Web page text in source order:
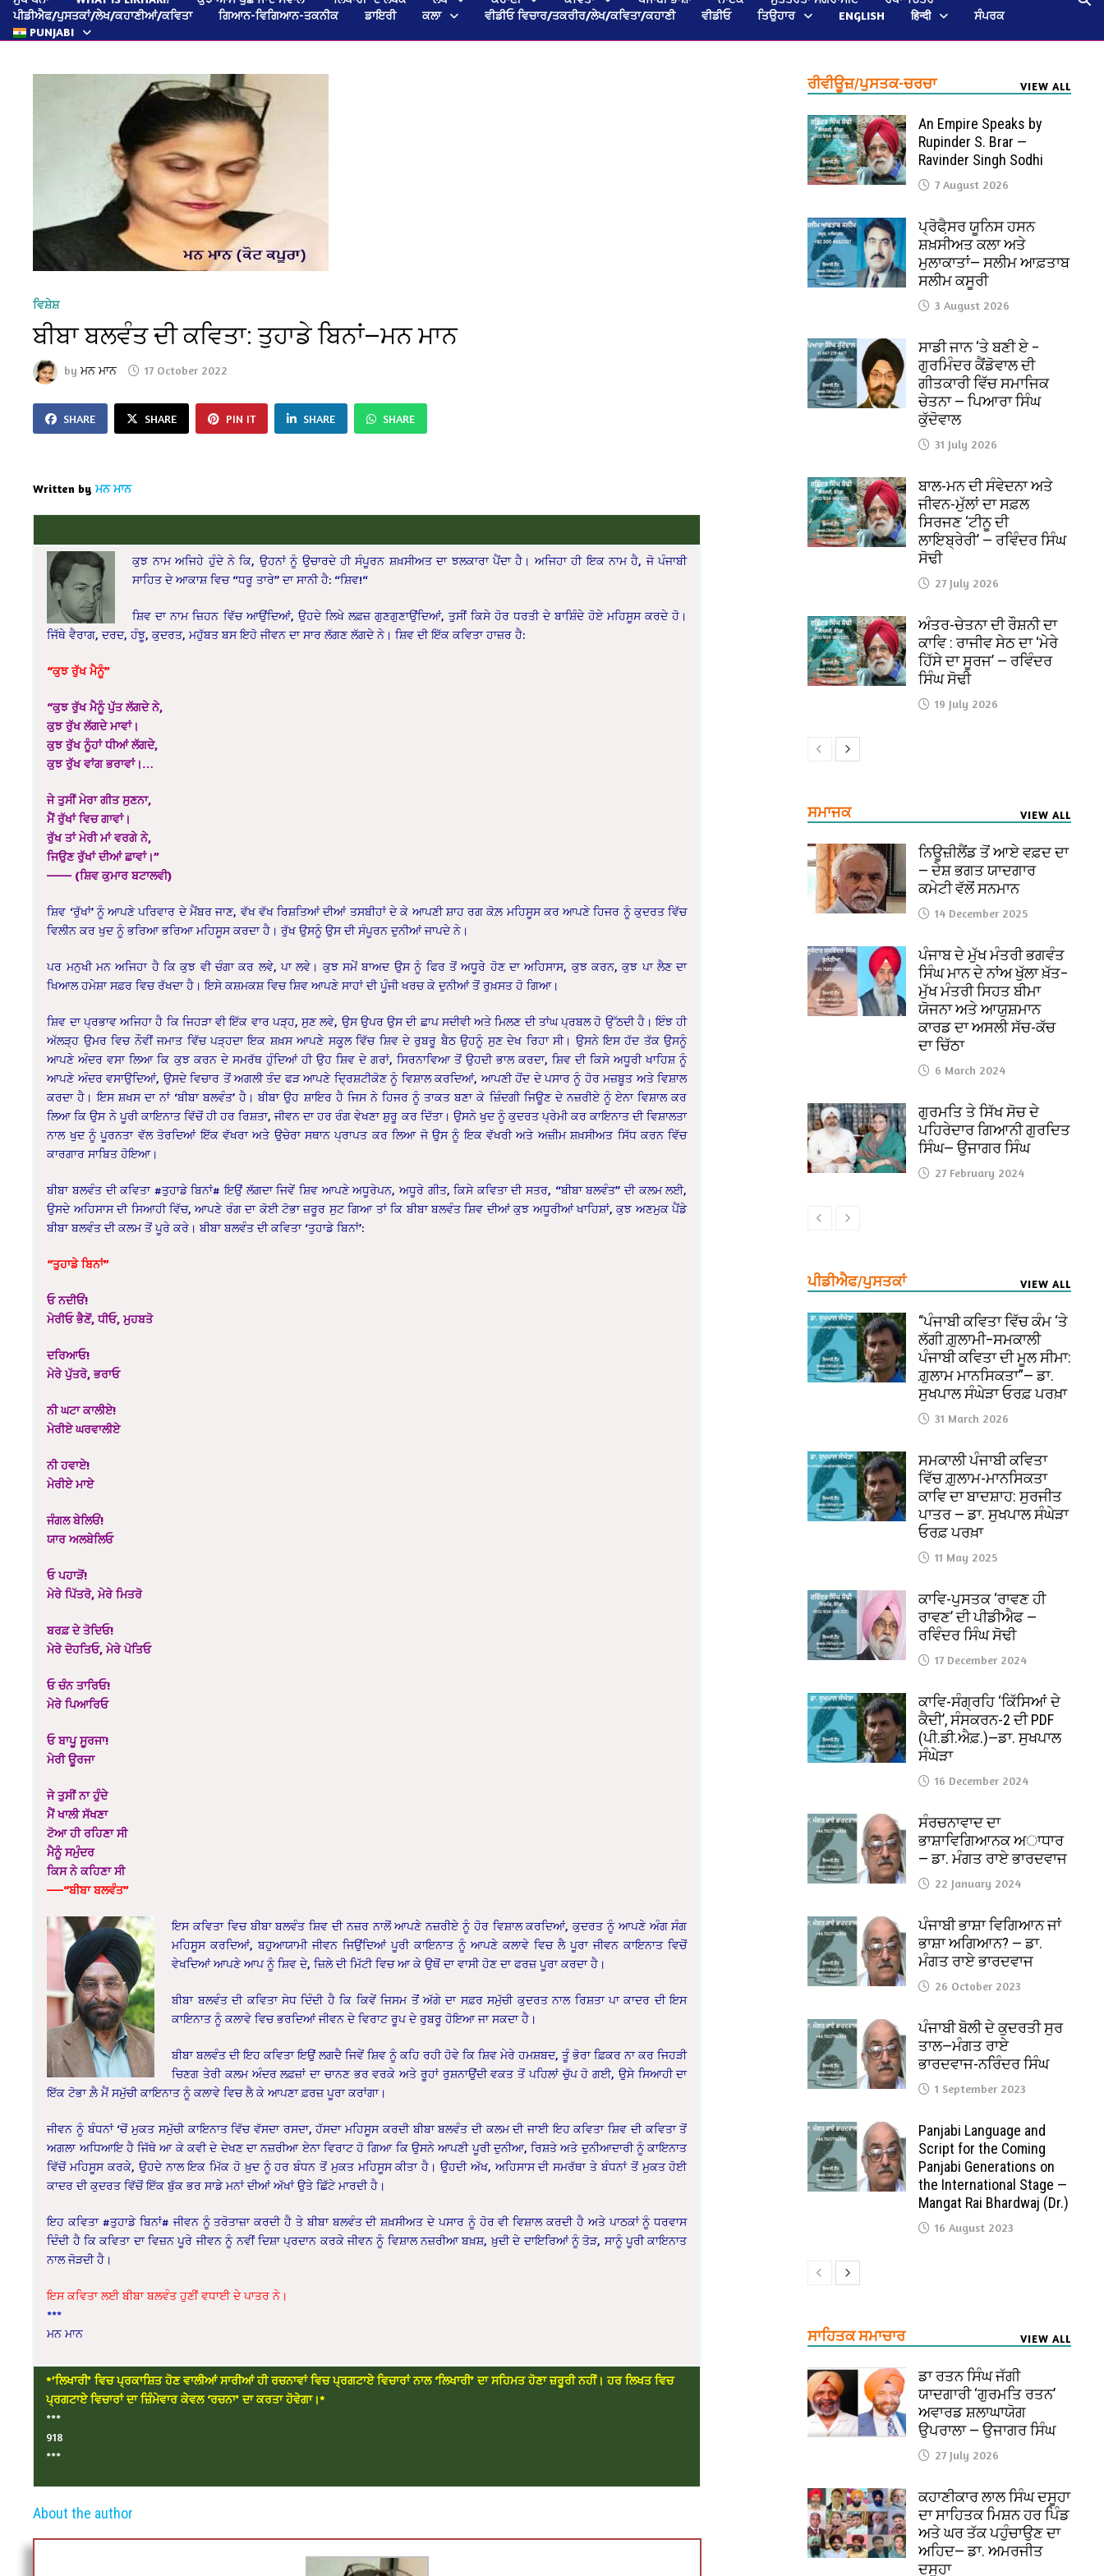
ਪੀਡੀਐਫ/ਪੁਸਤਕਾਂ/ਲੇਖ/ਕਹਾਣੀਆਂ/ਕਵਿਤਾ
ਗਿਆਨ-ਵਿਗਿਆਨ-ਤਕਨੀਕ ਡਾਇਰੀ ਕਲਾ ਵੀਡੀਓ ਵਿਚਾਰ/ਤਕਰੀਰ/ਲੇਖ/ਕਵਿਤਾ/ਕਹਾਣੀ ਵੀਡੀਓ ਤਿਉਹਾਰ ENGLISH हिन्दी
ਸੰਪਰਕ
PUNJABI
ਵਿਸ਼ੇਸ਼
ਬੀਬਾ ਬਲਵੰਤ ਦੀ ਕਵਿਤਾ: ਤੁਹਾਡੇ ਬਿਨਾਂ—ਮਨ ਮਾਨ
byਮਨ ਮਾਨ 17 October 2022
SHARE SHARE PIN IT SHARE SHARE
Written by ਮਨ ਮਾਨ
ਕੁਝ ਨਾਮ‌‌ ਅਜਿਹੇ ਹੁੰਦੇ ਨੇ ਕਿ, ਉਹਨਾਂ ਨੂੰ ਉਚਾਰਦੇ ਹੀ ਸੰਪੂਰਨ ਸ਼ਖ਼ਸੀਅਤ ਦਾ ਝਲਕਾਰਾ ਪੈਂਦਾ ਹੈ। ਅਜਿਹਾ ਹੀ ਇਕ ਨਾਮ ਹੈ, ਜੋ ਪੰਜਾਬੀ
ਸਾਹਿਤ ਦੇ ਆਕਾਸ਼ ਵਿਚ “ਧਰੂ ਤਾਰੇ” ਦਾ ਸਾਨੀ ਹੈ: “ਸ਼ਿਵ!“
ਸ਼ਿਵ ਦਾ ਨਾਮ ਜ਼ਿਹਨ ਵਿੱਚ ਆਉਂਦਿਆਂ, ਉਹਦੇ ਲਿਖੇ ਲਫ਼ਜ਼ ਗੁਣਗੁਣਾਉਂਦਿਆਂ, ਤੁਸੀਂ ਕਿਸੇ ਹੋਰ ਧਰਤੀ ਦੇ ਬਾਸ਼ਿੰਦੇ ਹੋਏ ਮਹਿਸੂਸ ਕਰਦੇ ਹੋ।
ਜਿੱਥੇ ਵੈਰਾਗ, ਦਰਦ, ਹੰਝੂ, ਕੁਦਰਤ, ਮਹੁੱਬਤ ਬਸ ਇਹੋ ਜੀਵਨ ਦਾ ਸਾਰ ਲੱਗਣ ਲੱਗਦੇ‌ ਨੇ। ਸ਼ਿਵ ਦੀ ਇੱਕ ਕਵਿਤਾ ਹਾਜ਼ਰ ਹੈ:
“ਕੁਝ ਰੁੱਖ ਮੈਨੂੰ”
“ਕੁਝ ਰੁੱਖ ਮੈਨੂੰ ਪੁੱਤ ਲੱਗਦੇ ਨੇ,
ਕੁਝ ਰੁੱਖ ਲੱਗਦੇ ਮਾਵਾਂ।
ਕੁਝ ਰੁੱਖ ਨੂੰਹਾਂ ਧੀਆਂ ਲੱਗਦੇ,
ਕੁਝ ਰੁੱਖ ਵਾਂਗ ਭਰਾਵਾਂ।…
ਜੇ ਤੁਸੀਂ ਮੇਰਾ ਗੀਤ ਸੁਣਨਾ,
ਮੈਂ ਰੁੱਖਾਂ ਵਿਚ ਗਾਵਾਂ।
ਰੁੱਖ ਤਾਂ ਮੇਰੀ ਮਾਂ ਵਰਗੇ ਨੇ,
ਜਿਉਣ ਰੁੱਖਾਂ ਦੀਆਂ ਛਾਵਾਂ।”
——— (ਸ਼ਿਵ ਕੁਮਾਰ ਬਟਾਲਵੀ)
ਸ਼ਿਵ ‘ਰੁੱਖਾਂ’ ਨੂੰ ਆਪਣੇ ਪਰਿਵਾਰ ਦੇ ਮੈਂਬਰ ਜਾਣ, ਵੱਖ ਵੱਖ ਰਿਸ਼ਤਿਆਂ ਦੀਆਂ ਤਸਬੀਹਾਂ ਦੇ ਕੇ ਆਪਣੀ ਸ਼ਾਹ ਰਗ ਕੋਲ਼ ਮਹਿਸੂਸ ਕਰ ਆਪਣੇ ਹਿਜਰ ਨੂੰ ਕੁਦਰਤ ਵਿੱਚ
ਵਿਲੀਨ ਕਰ ਖੁਦ ਨੂੰ ਭਰਿਆ ਭਰਿਆ ਮਹਿਸੂਸ ਕਰਦਾ ਹੈ। ਰੁੱਖ ਉਸਨੂੰ ਉਸ ਦੀ ਸੰਪੂਰਨ ਦੁਨੀਆਂ ਜਾਪਦੇ ਨੇ।
ਪਰ ਮਨੁਖੀ ਮਨ ਅਜਿਹਾ ਹੈ ਕਿ ਕੁਝ ਵੀ ਚੰਗਾ ਕਰ ਲਵੇ, ਪਾ ਲਵੇ। ਕੁਝ ਸਮੇਂ ਬਾਅਦ ਉਸ ਨੂੰ ਫਿਰ ਤੋਂ ਅਧੂਰੇ ਹੋਣ ਦਾ ਅਹਿਸਾਸ, ਕੁਝ ਕਰਨ, ਕੁਝ ਪਾ ਲੈਣ ਦਾ
ਖਿਆਲ ਹਮੇਸ਼ਾ ਸਫ਼ਰ ਵਿਚ ਰੱਖਦਾ ਹੈ। ਇਸੇ ਕਸ਼ਮਕਸ਼ ਵਿਚ ਸ਼ਿਵ ਆਪਣੇ ਸਾਹਾਂ ਦੀ ਪੂੰਜੀ ਖਰਚ ਕੇ ਦੁਨੀਆਂ ਤੋਂ ਰੁਖ਼ਸਤ ਹੋ ਗਿਆ।
ਸ਼ਿਵ ਦਾ ਪ੍ਰਭਾਵ ਅਜਿਹਾ ਹੈ ਕਿ ਜਿਹੜਾ ਵੀ ਇੱਕ ਵਾਰ ਪੜ੍ਹ, ਸੁਣ ਲਵੇ, ਉਸ ਉਪਰ ਉਸ ਦੀ ਛਾਪ ਸਦੀਵੀ ਅਤੇ ਮਿਲਣ ਦੀ ਤਾਂਘ ਪ੍ਰਬਲ ਹੋ ਉੱਠਦੀ ਹੈ। ਇੰਝ ਹੀ
ਅੱਲੜ੍ਹ ਉਮਰ ਵਿਚ ਨੌਵੀਂ ਜਮਾਤ ਵਿੱਚ ਪੜ੍ਹਦਾ ਇਕ ਸ਼ਖ਼ਸ ਆਪਣੇ ਸਕੂਲ ਵਿੱਚ ਸ਼ਿਵ ਦੇ ਰੁਬਰੂ ਬੈਠ ਉਹਨੂੰ ਸੁਣ ਦੇਖ ਰਿਹਾ ਸੀ। ਉਸਨੇ ਇਸ ਹੱਦ ਤੱਕ ਉਸਨੂੰ
ਆਪਣੇ ਅੰਦਰ ਵਸਾ ਲਿਆ ਕਿ ਕੁਝ ਕਰਨ ਦੇ ਸਮਰੱਥ ਹੁੰਦਿਆਂ ਹੀ ਉਹ ਸ਼ਿਵ ਦੇ ਗਰਾਂ, ਸਿਰਨਾਵਿਆ ਤੋਂ ਉਹਦੀ ਭਾਲ ਕਰਦਾ, ਸ਼ਿਵ ਦੀ ਕਿਸੇ ਅਧੂਰੀ ਖਾਹਿਸ਼ ਨੂੰ
ਆਪਣੇ ਅੰਦਰ ਵਸਾਉਦਿਆਂ, ਉਸਦੇ ਵਿਚਾਰ ਤੋਂ ਅਗਲੀ ਤੰਦ ਫੜ ਆਪਣੇ ਦ੍ਰਿਸ਼ਟੀਕੋਣ ਨੂੰ ਵਿਸ਼ਾਲ ਕਰਦਿਆਂ, ਆਪਣੀ ਹੋਂਦ ਦੇ ਪਸਾਰ ਨੂੰ ਹੋਰ ਮਜ਼ਬੂਤ ਅਤੇ ਵਿਸ਼ਾਲ
ਕਰਦਾ ਹੈ। ਇਸ ਸ਼ਖਸ ਦਾ ਨਾਂ ‘ਬੀਬਾ ਬਲਵੰਤ’ ਹੈ। ਬੀਬਾ ਉਹ ਸ਼ਾਇਰ ਹੈ ਜਿਸ ਨੇ ਹਿਜਰ ਨੂੰ ਤਾਕਤ ਬਣਾ ਕੇ ਜ਼ਿੰਦਗੀ ਜਿਊਣ ਦੇ ਨਜ਼ਰੀਏ ਨੂੰ ਏਨਾ ਵਿਸ਼ਾਲ ਕਰ
ਲਿਆ ਕਿ ਉਸ ਨੇ ਪੂਰੀ ਕਾਇਨਾਤ ਵਿੱਚੋਂ ਹੀ ਹਰ ਰਿਸ਼ਤਾ, ਜੀਵਨ ਦਾ ਹਰ ਰੰਗ ਵੇਖਣਾ ਸ਼ੁਰੂ ਕਰ ਦਿੱਤਾ। ਉਸਨੇ ਖੁਦ ਨੂੰ ਕੁਦਰਤ ਪ੍ਰੇਮੀ ਕਰ ਕਾਇਨਾਤ ਦੀ ਵਿਸ਼ਾਲਤਾ
ਨਾਲ ਖੁਦ ਨੂੰ ਪੂਰਨਤਾ ਵੱਲ ਤੋਰਦਿਆਂ ਇੱਕ ਵੱਖਰਾ ਅਤੇ ਉਚੇਰਾ ਸਥਾਨ ਪ੍ਰਾਪਤ ਕਰ ਲਿਆ ਜੋ ਉਸ ਨੂੰ ਇਕ ਵੱਖਰੀ ਅਤੇ ਅਜ਼ੀਮ ਸ਼ਖ਼ਸੀਅਤ ਸਿੱਧ ਕਰਨ ਵਿੱਚ
ਕਾਰਗਾਰ ਸਾਬਿਤ ਹੋਇਆ।
ਬੀਬਾ ਬਲਵੰਤ ਦੀ ਕਵਿਤਾ #ਤੁਹਾਡੇ ਬਿਨਾਂ# ਇਉਂ ਲੱਗਦਾ ਜਿਵੇਂ ਸ਼ਿਵ ਆਪਣੇ ਅਧੂਰੇਪਨ, ਅਧੂਰੇ ਗੀਤ, ਕਿਸੇ ਕਵਿਤਾ ਦੀ ਸਤਰ, “ਬੀਬਾ ਬਲਵੰਤ” ਦੀ ਕਲਮ ਲਈ,
ਉਸਦੇ ਅਹਿਸਾਸ ਦੀ ਸਿਆਹੀ ਵਿੱਚ, ਆਪਣੇ ਰੰਗ ਦਾ ਕੋਈ ਟੋਭਾ ਜ਼ਰੂਰ ਸੁਟ ਗਿਆ ਤਾਂ ਕਿ ਬੀਬਾ ਬਲਵੰਤ ਸ਼ਿਵ ਦੀਆਂ ਕੁਝ ਅਧੂਰੀਆਂ ਖਾਹਿਸ਼ਾਂ, ਕੁਝ ਅਣਮੁਕ ਪੈਂਡੇ
ਬੀਬਾ ਬਲਵੰਤ ਦੀ ਕਲਮ ਤੋਂ ਪੂਰੇ ਕਰੇ। ਬੀਬਾ ਬਲਵੰਤ ਦੀ ਕਵਿਤਾ ‘ਤੁਹਾਡੇ ਬਿਨਾਂ’:
“ਤੁਹਾਡੇ ਬਿਨਾਂ”
ਓ ਨਦੀਓਂ!
ਮੇਰੀਓ ਭੈਣੋਂ, ਧੀਓ, ਮੁਹਬਤੋ
ਦਰਿਆਓ!
ਮੇਰੇ ਪੁੱਤਰੋ, ਭਰਾਓ
ਨੀ ਘਟਾ ਕਾਲੀਏ!
ਮੇਰੀਏ ਘਰਵਾਲੀਏ
ਨੀ ਹਵਾਏ!
ਮੇਰੀਏ ਮਾਏ
ਜੰਗਲ ਬੇਲਿਓਂ!
ਯਾਰ ਅਲਬੇਲਿਓ
ਓ ਪਹਾੜੋਂ!
ਮੇਰੇ ਪਿੱਤਰੋ, ਮੇਰੇ ਮਿਤਰੋ
ਬਰਫ਼ ਦੇ ਤੋਦਿਓ!
ਮੇਰੇ ਦੋਹਤਿਓ, ਮੇਰੇ ਪੋਤਿਓ
ਓ ਚੰਨ ਤਾਰਿਓ!
ਮੇਰੇ ਪਿਆਰਿਓ
ਓ ਬਾਪੂ ਸੂਰਜਾ!
ਮੇਰੀ ਊਰਜਾ
ਜੇ ਤੁਸੀਂ ਨਾ ਹੁੰਦੇ
ਮੈਂ ਖਾਲੀ ਸੱਖਣਾ
ਟੋਆ ਹੀ ਰਹਿਣਾ ਸੀ
ਮੈਨੂੰ ਸਮੁੰਦਰ
ਕਿਸ ਨੇ ਕਹਿਣਾ ਸੀ
——“ਬੀਬਾ ਬਲਵੰਤ”
ਇਸ ਕਵਿਤਾ ‌‌ਵਿਚ ਬੀਬਾ ਬਲਵੰਤ ਸ਼ਿਵ ਦੀ ਨਜ਼ਰ ਨਾਲੋਂ ਆਪਣੇ ਨਜ਼ਰੀਏ ਨੂੰ ਹੋਰ ਵਿਸ਼ਾਲ ਕਰਦਿਆਂ, ਕੁਦਰਤ ਨੂੰ ਆਪਣੇ ਅੰਗ ਸੰਗ
ਮਹਿਸੂਸ ਕਰਦਿਆਂ, ਬਹੁਆਯਾਮੀ ਜੀਵਨ ਜਿਉਂਦਿਆਂ ਪੂਰੀ ਕਾਇਨਾਤ ਨੂੰ ਆਪਣੇ ਕਲਾਵੇ ਵਿਚ ਲੈ ਪੂਰਾ ਜੀਵਨ ਕਾਇਨਾਤ ਵਿਚੋਂ
ਵੇਖਦਿਆਂ ਆਪਣੇ ਆਪ ਨੂੰ ਸ਼ਿਵ ਦੇ, ਜ਼ਿਲੇ ਦੀ ਮਿੱਟੀ ਵਿਚ ਆ ਕੇ ਉਥੋਂ ਦਾ ਵਾਸੀ ਹੋਣ ਦਾ ਫਰਜ਼ ਪੂਰਾ ਕਰਦਾ ਹੈ।
ਬੀਬਾ ਬਲਵੰਤ ਦੀ ਕਵਿਤਾ ਸੇਧ ਦਿੰਦੀ ਹੈ ਕਿ ਕਿਵੇਂ ਜਿਸਮ ਤੋਂਂ ਅੱਗੇ ਦਾ ਸਫ਼ਰ ਸਮੁੱਚੀ ਕੁਦਰਤ ਨਾਲ ਰਿਸ਼ਤਾ ਪਾ ਕਾਦਰ ਦੀ ਇਸ
ਕਾਇਨਾਤ ਨੂੰ ਕਲਾਵੇ ਵਿਚ ਭਰਦਿਆਂ ਜੀਵਨ ਦੇ ਵਿਰਾਟ ਰੂਪ ਦੇ ਰੁਬਰੂ ਹੋਇਆ ਜਾ ਸਕਦਾ ਹੈ।
ਬੀਬਾ ਬਲਵੰਤ ਦੀ ਇਹ ਕਵਿਤਾ ਇਉਂ ਲਗਦੈ ਜਿਵੇਂ ਸ਼ਿਵ ਨੂੰ ਕਹਿ ਰਹੀ ਹੋਵੇ ਕਿ ਸ਼ਿਵ ਮੇਰੇ ਹਮਸ਼ਬਦ, ਤੂੰ ਭੋਰਾ ਫ਼ਿਕਰ ਨਾ ਕਰ ਜਿਹੜੀ
ਚਿਣਗ ਤੇਰੀ ਕਲਮ ਅੰਦਰ ਲਫ਼ਜ਼ਾਂ ਦਾ ਚਾਨਣ ਭਰ ਵਰਕੇ ਅਤੇ ਰੂਹਾਂ ਰੁਸ਼ਨਾਉਂਦੀ ਵਕਤ ਤੋਂ ਪਹਿਲਾਂ ਚੁੱਪ ਹੋ ਗਈ, ਉਸੇ ਸਿਆਹੀ ਦਾ
ਇੱਕ ਟੋਭਾ ਲ਼ੈ ਮੈਂ ਸਮੁੱਚੀ ਕਾਇਨਾਤ ਨੂੰ ਕਲਾਵੇ ਵਿਚ ਲੈ ਕੇ ਆਪਣਾ ਫ਼ਰਜ਼ ਪੂਰਾ ਕਰਾਂਗਾ।
ਜੀਵਨ ਨੂੰ ਬੰਧਨਾਂ ‘ਚੋਂ ਮੁਕਤ ਸਮੁੱਚੀ ਕਾਇਨਾਤ ਵਿੱਚ ਵੱਸਦਾ ਰਸਦਾ, ਹੱਸਦਾ ਮਹਿਸੂਸ ਕਰਦੀ ਬੀਬਾ ਬਲਵੰਤ ਦੀ ਕਲਮ ਦੀ ਜਾਈ ਇਹ ਕਵਿਤਾ ਸ਼ਿਵ ਦੀ ਕਵਿਤਾ ਤੋਂ
ਅਗਲਾ ਅਧਿਆਇ ਹੈ ਜਿੱਥੇ ਆ ਕੇ ਕਵੀ ਦੇ ਦੇਖਣ‌ ਦਾ ਨਜ਼ਰੀਆ ਏਨਾ ਵਿਰਾਟ ਹੋ ਗਿਆ ਕਿ ਉਸਨੇ ਆਪਣੀ ਪੂਰੀ ਦੁਨੀਆ, ਰਿਸ਼ਤੇ ਅਤੇ ਦੁਨੀਆਦਾਰੀ ਨੂੰ ਕਾਇਨਾਤ
ਵਿੱਚੋਂ ਮਹਿਸੂਸ ਕਰਕੇ, ਉਹਦੇ ਨਾਲ ਇਕ ਮਿੱਕ ਹੋ ਖ਼ੁਦ ਨੂੰ ਹਰ ਬੰਧਨ ਤੋਂ ਮੁਕਤ ਮਹਿਸੂਸ ਕੀਤਾ ਹੈ। ਉਹਦੀ ਅੱਖ, ਅਹਿਸਾਸ ਦੀ ਸਮਰੱਥਾ ਤੇ ਬੰਧਨਾਂ ਤੋਂ ਮੁਕਤ ਹੋਈ
ਕਾਦਰ ਦੀ ਕੁਦਰਤ ਵਿੱਚੋਂ ਇੱਕ ਬੁੱਕ ਭਰ ਸਾਡੇ ਮਨਾਂ ਦੀਆਂ ਅੱਖਾਂ ਉਤੇ ਛਿੱਟੇ ਮਾਰਦੀ ਹੈ।
ਇਹ ਕਵਿਤਾ #ਤੁਹਾਡੇ ਬਿਨਾਂ# ਜੀਵਨ ਨੂੰ ਤਰੋਤਾਜ਼ਾ ਕਰਦੀ ਹੈ ਤੇ ਬੀਬਾ ਬਲਵੰਤ ਦੀ ਸ਼ਖ਼ਸੀਅਤ ਦੇ ਪਸਾਰ ਨੂੰ ਹੋਰ ਵੀ ਵਿਸ਼ਾਲ ਕਰਦੀ ਹੈ ਅਤੇ ਪਾਠਕਾਂ ਨੂੰ ਧਰਵਾਸ
ਦਿੰਦੀ ਹੈ ਕਿ ਕਵਿਤਾ ਦਾ ਵਿਜ਼ਨ ਪੂਰੇ ਜੀਵਨ ਨੂੰ ਨਵੀਂ ਦਿਸ਼ਾ ਪ੍ਰਦਾਨ ਕਰਕੇ ਜੀਵਨ ਨੂੰ ਵਿਸ਼ਾਲ ਨਜ਼ਰੀਆ ਬਖ਼ਸ਼, ਖ਼ੁਦੀ ਦੇ ਦਾਇਰਿਆਂ ਨੂੰ ਤੋੜ, ਸਾਨੂੰ ਪੂਰੀ ਕਾਇਨਾਤ
ਨਾਲ ਜੋੜਦੀ ਹੈ।
ਇਸ ਕਵਿਤਾ ਲਈ ਬੀਬਾ ਬਲਵੰਤ ਹੁਣੀਂ ਵਧਾਈ ਦੇ ਪਾਤਰ ਨੇ।
***
ਮਨ ਮਾਨ
*’ਲਿਖਾਰੀ’ ਵਿਚ ਪ੍ਰਕਾਸ਼ਿਤ ਹੋਣ ਵਾਲੀਆਂ ਸਾਰੀਆਂ ਹੀ ਰਚਨਾਵਾਂ ਵਿਚ ਪ੍ਰਗਟਾਏ ਵਿਚਾਰਾਂ ਨਾਲ ‘ਲਿਖਾਰੀ’ ਦਾ ਸਹਿਮਤ ਹੋਣਾ ਜ਼ਰੂਰੀ ਨਹੀਂ। ਹਰ ਲਿਖਤ ਵਿਚ
ਪ੍ਰਗਟਾਏ ਵਿਚਾਰਾਂ ਦਾ ਜ਼ਿੰਮੇਵਾਰ ਕੇਵਲ ‘ਰਚਨਾ’ ਦਾ ਕਰਤਾ ਹੋਵੇਗਾ।*
***
918
***
About the author
ਰੀਵੀਊਜ਼/ਪੁਸਤਕ-ਚਰਚਾ VIEW ALL
An Empire Speaks by
Rupinder S. Brar —
Ravinder Singh Sodhi
7 August 2026
ਪ੍ਰੋਫੈ਼ਸਰ ਯੂਨਿਸ ਹਸਨ
ਸ਼ਖ਼ਸੀਅਤ ਕਲਾ ਅਤੇ
ਮੁਲਾਕਾਤਾਂ— ਸਲੀਮ ਆਫ਼ਤਾਬ
ਸਲੀਮ ਕਸੂਰੀ
3 August 2026
ਸਾਡੀ ਜਾਨ ‘ਤੇ ਬਣੀ ਏ –
ਗੁਰਮਿੰਦਰ ਕੈਂਡੋਵਾਲ ਦੀ
ਗੀਤਕਾਰੀ ਵਿੱਚ ਸਮਾਜਿਕ
ਚੇਤਨਾ — ਪਿਆਰਾ ਸਿੰਘ
ਕੁੱਦੋਵਾਲ
31 July 2026
ਬਾਲ-ਮਨ ਦੀ ਸੰਵੇਦਨਾ ਅਤੇ
ਜੀਵਨ-ਮੁੱਲਾਂ ਦਾ ਸਫ਼ਲ
ਸਿਰਜਣ ‘ਟੀਨੂ ਦੀ
ਲਾਇਬ੍ਰੇਰੀ’ — ਰਵਿੰਦਰ ਸਿੰਘ
ਸੋਢੀ
27 July 2026
ਅੰਤਰ-ਚੇਤਨਾ ਦੀ ਰੌਸ਼ਨੀ ਦਾ
ਕਾਵਿ : ਰਾਜੀਵ ਸੇਠ ਦਾ ‘ਮੇਰੇ
ਹਿੱਸੇ ਦਾ ਸੂਰਜ’ — ਰਵਿੰਦਰ
ਸਿੰਘ ਸੋਢੀ
19 July 2026
ਸਮਾਜਕ VIEW ALL
ਨਿਊਜ਼ੀਲੈਂਡ ਤੋਂ ਆਏ ਵਫ਼ਦ ਦਾ
— ਦੇਸ਼ ਭਗਤ ਯਾਦਗਾਰ
ਕਮੇਟੀ ਵੱਲੋਂ ਸਨਮਾਨ
14 December 2025
ਪੰਜਾਬ ਦੇ ਮੁੱਖ ਮੰਤਰੀ ਭਗਵੰਤ
ਸਿੰਘ ਮਾਨ ਦੇ ਨਾਂਅ ਖੁੱਲਾ ਖ਼ੱਤ–
ਮੁੱਖ ਮੰਤਰੀ ਸਿਹਤ ਬੀਮਾ
ਯੋਜਨਾ ਅਤੇ ਆਯੁਸ਼ਮਾਨ
ਕਾਰਡ ਦਾ ਅਸਲੀ ਸੱਚ-ਕੱਚ
ਦਾ ਚਿੱਠਾ
6 March 2024
ਗੁਰਮਤਿ ਤੇ ਸਿੱਖ ਸੋਚ ਦੇ
ਪਹਿਰੇਦਾਰ ਗਿਆਨੀ ਗੁਰਦਿਤ
ਸਿੰਘ— ਉਜਾਗਰ ਸਿੰਘ
27 February 2024
ਪੀਡੀਐਫ/ਪੁਸਤਕਾਂ VIEW ALL
“ਪੰਜਾਬੀ ਕਵਿਤਾ ਵਿੱਚ ਕੰਮ ‘ਤੇ
ਲੱਗੀ ਗ਼ੁਲਾਮੀ–ਸਮਕਾਲੀ
ਪੰਜਾਬੀ ਕਵਿਤਾ ਦੀ ਮੂਲ ਸੀਮਾ:
ਗ਼ੁਲਾਮ ਮਾਨਸਿਕਤਾ”— ਡਾ.
ਸੁਖਪਾਲ ਸੰਘੇੜਾ ਓਰਫ਼ ਪਰਖ਼ਾ
31 March 2026
ਸਮਕਾਲੀ ਪੰਜਾਬੀ ਕਵਿਤਾ
ਵਿੱਚ ਗ਼ੁਲਾਮ-ਮਾਨਸਿਕਤਾ
ਕਾਵਿ ਦਾ ਬਾਦਸ਼ਾਹ: ਸੁਰਜੀਤ
ਪਾਤਰ — ਡਾ. ਸੁਖਪਾਲ ਸੰਘੇੜਾ
ਓਰਫ਼ ਪਰਖ਼ਾ
11 May 2025
ਕਾਵਿ-ਪੁਸਤਕ ‘ਰਾਵਣ ਹੀ
ਰਾਵਣ’ ਦੀ ਪੀਡੀਐਫ —
ਰਵਿੰਦਰ ਸਿੰਘ ਸੋਢੀ
17 December 2024
ਕਾਵਿ-ਸੰਗ੍ਰਹਿ ‘ਕਿੱਸਿਆਂ ਦੇ
ਕੈਦੀ’, ਸੰਸਕਰਨ-2 ਦੀ PDF
(ਪੀ.ਡੀ.ਐਫ਼.)—ਡਾ. ਸੁਖਪਾਲ
ਸੰਘੇੜਾ
16 December 2024
ਸੰਰਚਨਾਵਾਦ ਦਾ
ਭਾਸ਼ਾਵਿਗਿਆਨਕ ਅਾਧਾਰ
— ਡਾ. ਮੰਗਤ ਰਾਏ ਭਾਰਦਵਾਜ
22 January 2024
ਪੰਜਾਬੀ ਭਾਸ਼ਾ ਵਿਗਿਆਨ ਜਾਂ
ਭਾਸ਼ਾ ਅਗਿਆਨ? — ਡਾ.
ਮੰਗਤ ਰਾਏ ਭਾਰਦਵਾਜ
26 October 2023
ਪੰਜਾਬੀ ਬੋਲੀ ਦੇ ਕੁਦਰਤੀ ਸੁਰ
ਤਾਲ—ਮੰਗਤ ਰਾਏ
ਭਾਰਦਵਾਜ-ਨਰਿੰਦਰ ਸਿੰਘ
1 September 2023
Panjabi Language and
Script for the Coming
Panjabi Generations on
the International Stage —
Mangat Rai Bhardwaj (Dr.)
16 August 2023
ਸਾਹਿਤਕ ਸਮਾਚਾਰ VIEW ALL
ਡਾ ਰਤਨ ਸਿੰਘ ਜੱਗੀ
ਯਾਦਗਾਰੀ ‘ਗੁਰਮਤਿ ਰਤਨ’
ਅਵਾਰਡ ਸ਼ਲਾਘਾਯੋਗ
ਉਪਰਾਲਾ — ਉਜਾਗਰ ਸਿੰਘ
27 July 2026
ਕਹਾਣੀਕਾਰ ਲਾਲ ਸਿੰਘ ਦਸੂਹਾ
ਦਾ ਸਾਹਿਤਕ ਮਿਸ਼ਨ ਹਰ ਪਿੰਡ
ਅਤੇ ਘਰ ਤੱਕ ਪਹੁੰਚਾਉਣ ਦਾ
ਅਹਿਦ— ਡਾ. ਅਮਰਜੀਤ
ਦਸੂਹਾ